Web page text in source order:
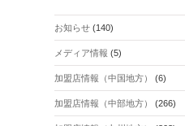
お知らせ(140)
メディア情報 (5)
加盟店情報（中国地方） (6)
加盟店情報（中部地方） (266)